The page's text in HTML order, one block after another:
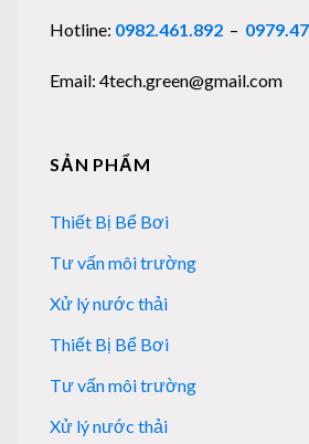
Hotline: 0982.461.892 –
Email: 4tech.green@gmail.com
SẢN PHẨM
Thiết Bị Bể Bơi
Tư vấn môi trường
Xử lý nước thải
Thiết Bị Bể Bơi
Tư vấn môi trường
Xử lý nước thải